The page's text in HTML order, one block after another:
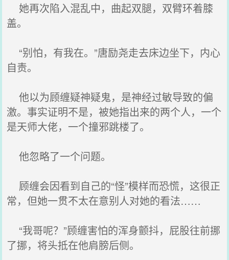
她再次陷入混乱中，曲起双腿，双臂环着膝
盖。
“别怕，有我在。”唐励尧走去床边坐下，内心
自责。
他以为顾缠疑神疑鬼，是神经过敏导致的偏
激。事实证明不是，被她指出来的两个人，一个
是天师大佬，一个撞邪跳楼了。
他忽略了一个问题。
顾缠会因看到自己的“怪”模样而恐慌，这很正
常，但她一贯不太在意别人对她的看法……
“我哥呢？”顾缠害怕的浑身颤抖，屁股往前挪
了挪，将头抵在他肩膀后侧。